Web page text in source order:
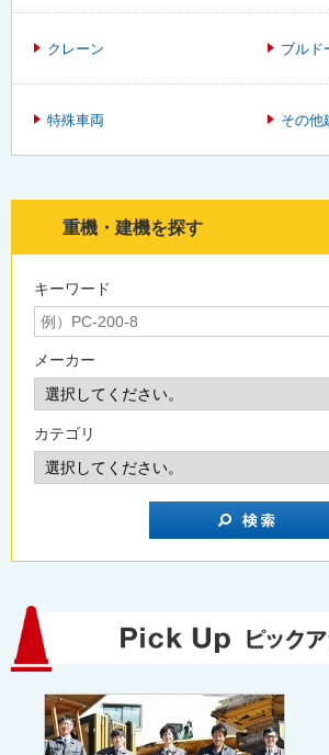
クレーン ブルド
特殊車両 その他
重機・建機を探す
キーワード
メーカー
カテゴリ